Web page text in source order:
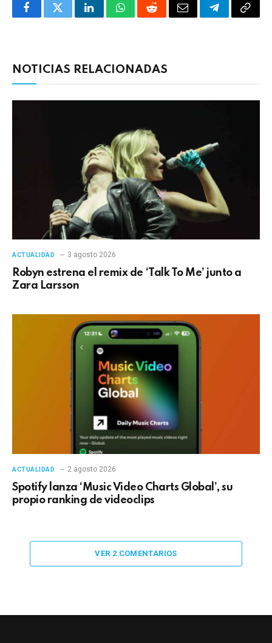
FacebookTwitterLinkedInWhatsAppRedditCorreoTelegrama
NOTICIAS RELACIONADAS
ACTUALIDAD 3 agosto 2026
Robyn estrena el remix de ‘Talk To Me’ junto a
Zara Larsson
ACTUALIDAD 2 agosto 2026
Spotify lanza ‘Music Video Charts Global’, su
propio ranking de videoclips
VER 2 COMENTARIOS